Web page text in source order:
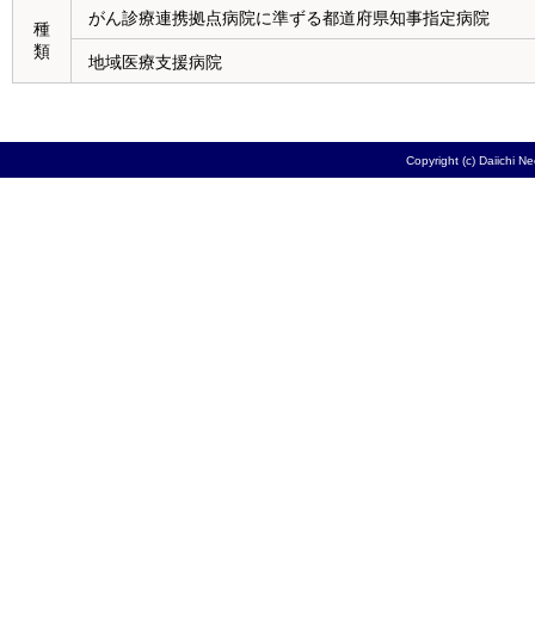
種
類
がん診療連携拠点病院に準ずる都道府県知事指定病院
地域医療支援病院
Copyright (c) Daiichi